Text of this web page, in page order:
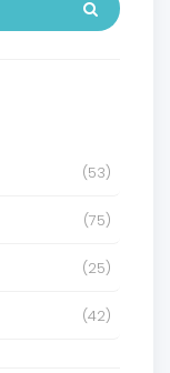
(53)
(75)
(25)
(42)